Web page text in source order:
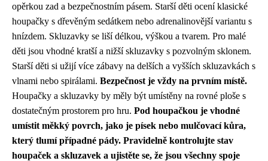
opěrkou zad a bezpečnostním pásem. Starší děti ocení klasické
houpačky s dřevěným sedátkem nebo adrenalinovější variantu s
hnízdem. Skluzavky se liší délkou, výškou a tvarem. Pro malé
děti jsou vhodné kratší a nižší skluzavky s pozvolným sklonem.
Starší děti si užijí více zábavy na delších a vyšších skluzavkách s
vlnami nebo spirálami. Bezpečnost je vždy na prvním místě.
Houpačky a skluzavky by měly být umístěny na rovné ploše s
dostatečným prostorem pro hru. Pod houpačkou je vhodné
umístit měkký povrch, jako je písek nebo mulčovací kůra,
který tlumí případné pády. Pravidelně kontrolujte stav
houpaček a skluzavek a ujistěte se, že jsou všechny spoje